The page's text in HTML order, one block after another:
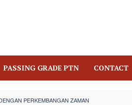
PASSING GRADE PTN CONTACT
PERKEMBANGAN ZAMAN